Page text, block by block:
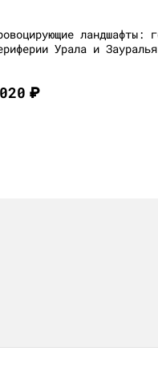
ландшафты:
Урала и Зауралья
₽